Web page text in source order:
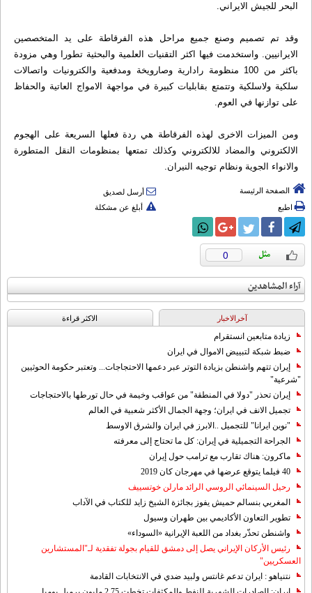
البحر للجيش الايراني.
وقد تم تصميم وصنع جميع مراحل هذه الفرقاطة على يد المتخصصين
الايرانيين. واستخدمت فيها اكثر التقنيات العلمية والبحثية تطورا وهي مزودة
باكثر من 100 منظومة رادارية وصارويخة ومدفعية والكترونيات واتصالات
سلكية ولاسلكية وتتمتع بقابليات كبيرة في مواجهة الامواج العاتية والحفاظ
على توازنها في العوم.
ومن الميزات الاخرى لهذه الفرقاطة هي ردة فعلها السريعة على الهجوم
الالكتروني والمضاد للالكتروني وكذلك تمتعها بمنظومات النقل المتطورة
والانواء الجوية ونظام توجيه النيران.
الصفحة الرئيسة
أرسل لصديق
اطبع
أبلغ عن مشكلة
0
آراء المشاهدين
آخرالاخبار الاکثر قراءة
زيادة متابعين انستقرام
ضبط شبكة لتبييض الاموال في ايران
إيران تتهم واشنطن بزيادة التوتر عبر دعمها الاحتجاجات... وتعتبر حكومة الحوثيين
"شرعية"
إيران تحذر "دولا في المنطقة" من عواقب وخيمة في حال تورطها بالاحتجاجات
تجميل الانف في ايران؛ وجهة الجمال الأكثر شعبية في العالم
"نوين ايرانا" للتجميل ..الابرز في ايران والشرق الاوسط
الجراحة التجميلية في إيران: كل ما تحتاج إلى معرفته
ماكرون: هناك تقارب مع ترامب حول إيران
40 فيلما يتوقع عرضها في مهرجان كان 2019
رحيل السينمائي الروسي الرائد مارلن خوتسييف
المغربي بنسالم حميش يفوز بجائزة الشيخ زايد للكتاب في الآداب
تطوير التعاون الأكاديمي بين طهران وسيول
واشنطن تحذّر بغداد من اللعبة الإيرانية «السوداء»
رئيس الأركان الإيراني يصل إلى دمشق للقيام بجولة تفقدية لـ"المستشارين
العسكريين"
نتنياهو : ايران تدعم غانتس ولبيد ضدي في الانتخابات القادمة